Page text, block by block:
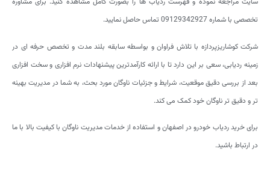
تخصصی با شماره 09129342927 تماس حاصل نمایید.
شرکت کوشاریزپردازه با تلاش فراوان و بواسطه سابقه بلند مدت و تخصص حرفه ای در
زمینه ردیابی، سعی بر این دارد تا با ارائه کارآمدترین پیشنهادات نرم افزاری و سخت افزاری
بعد از بررسی دقیق موقعیت، شرایط و جزئیات ناوگان مورد بحث، به شما در مدیریت بهینه
تر و دقیق تر ناوگان خود کمک می کند.
برای خرید ردیاب خودرو در اصفهان و استفاده از خدمات مدیریت ناوگان با کیفیت بالا با ما
در ارتباط باشید.